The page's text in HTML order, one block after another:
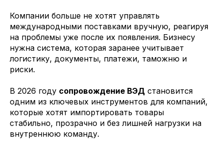
Компании больше не хотят управлять
международными поставками вручную, реагируя
на проблемы уже после их появления. Бизнесу
нужна система, которая заранее учитывает
логистику, документы, платежи, таможню и
риски.
В 2026 году сопровождение ВЭД становится
одним из ключевых инструментов для компаний,
которые хотят импортировать товары
стабильно, прозрачно и без лишней нагрузки на
внутреннюю команду.